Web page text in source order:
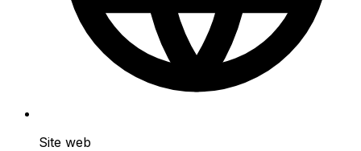
Site web